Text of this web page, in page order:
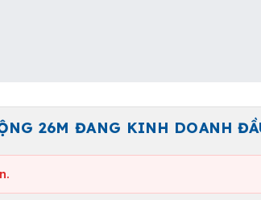
26M ĐANG KINH DOANH